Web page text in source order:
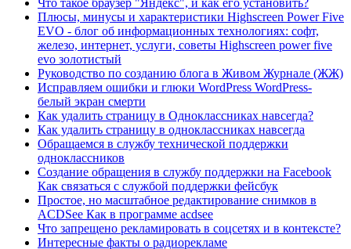
Что такое браузер "Яндекс", и как его установить?
Плюсы, минусы и характеристики Highscreen Power Five
EVO - блог об информационных технологиях: софт,
железо, интернет, услуги, советы Highscreen power five
evo золотистый
Руководство по созданию блога в Живом Журнале (ЖЖ)
Исправляем ошибки и глюки WordPress WordPress-
белый экран смерти
Как удалить страницу в Одноклассниках навсегда?
Как удалить страницу в одноклассниках навсегда
Обращаемся в службу технической поддержки
одноклассников
Создание обращения в службу поддержки на Facebook
Как связаться с службой поддержки фейсбук
Простое, но масштабное редактирование снимков в
ACDSee Как в программе acdsee
Что запрещено рекламировать в соцсетях и в контексте?
Интересные факты о радиорекламе